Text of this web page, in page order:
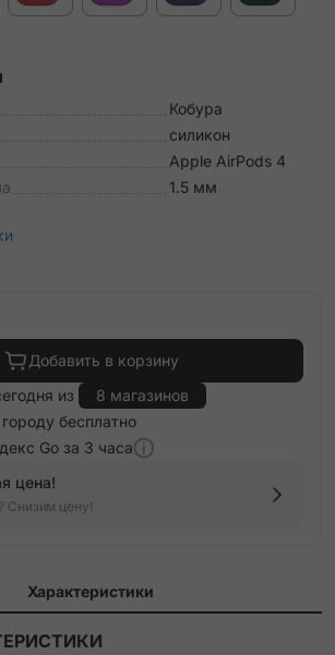
Кобура
силикон
Apple AirPods 4
1.5 мм
Добавить в корзину
из
8 магазинов
бесплатно
Go за 3 часа
цена!
Снизим цену!
Характеристики